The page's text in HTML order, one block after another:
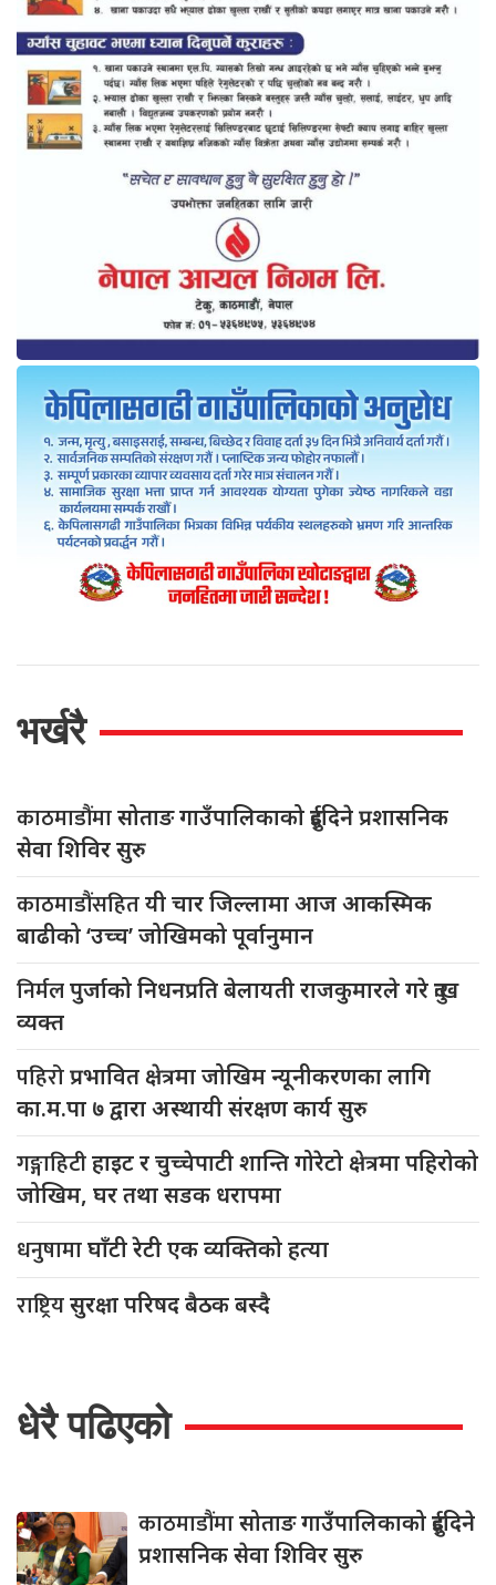
भर्खरै
काठमाडौंमासोताङ गाउँपालिकाको दुईदिने प्रशासनिक
सेवा शिविर सुरु
काठमाडौंसहितयी चार जिल्लामा आज आकस्मिक
बाढीको ‘उच्च’ जोखिमको पूर्वानुमान
निर्मलपुर्जाको निधनप्रति बेलायती राजकुमारले गरे दुःख
व्यक्त
पहिरोप्रभावित क्षेत्रमा जोखिम न्यूनीकरणका लागि
का.म.पा ७ द्वारा अस्थायी संरक्षण कार्य सुरु
गङ्गाहिटीहाइट र चुच्चेपाटी शान्ति गोरेटो क्षेत्रमा पहिरोको
जोखिम, घर तथा सडक धरापमा
धनुषामाघाँटी रेटी एक व्यक्तिको हत्या
राष्ट्रियसुरक्षा परिषद बैठक बस्दै
धेरै पढिएको
काठमाडौंमासोताङ गाउँपालिकाको दुईदिने
प्रशासनिक सेवा शिविर सुरु